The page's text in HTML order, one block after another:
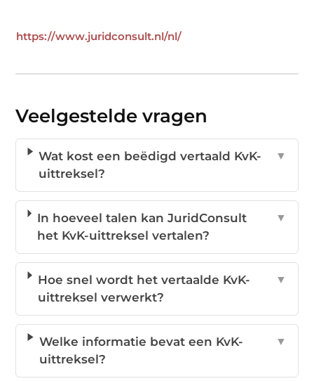
https://www.juridconsult.nl/nl/
Veelgestelde vragen
Wat kost een beëdigd vertaald KvK-
uittreksel?
▼
In hoeveel talen kan JuridConsult
het KvK-uittreksel vertalen?
▼
Hoe snel wordt het vertaalde KvK-
uittreksel verwerkt?
▼
Welke informatie bevat een KvK-
uittreksel?
▼